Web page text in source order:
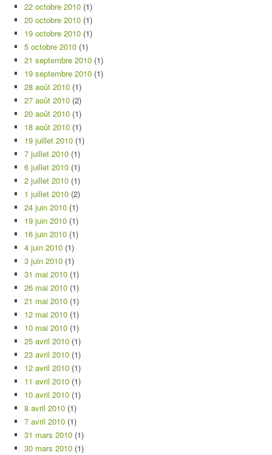
22 octobre 2010 (1)
20 octobre 2010 (1)
19 octobre 2010 (1)
5 octobre 2010 (1)
21 septembre 2010 (1)
19 septembre 2010 (1)
28 août 2010 (1)
27 août 2010 (2)
20 août 2010 (1)
18 août 2010 (1)
19 juillet 2010 (1)
7 juillet 2010 (1)
6 juillet 2010 (1)
2 juillet 2010 (1)
1 juillet 2010 (2)
24 juin 2010 (1)
19 juin 2010 (1)
16 juin 2010 (1)
4 juin 2010 (1)
3 juin 2010 (1)
31 mai 2010 (1)
26 mai 2010 (1)
21 mai 2010 (1)
12 mai 2010 (1)
10 mai 2010 (1)
25 avril 2010 (1)
23 avril 2010 (1)
12 avril 2010 (1)
11 avril 2010 (1)
10 avril 2010 (1)
8 avril 2010 (1)
7 avril 2010 (1)
31 mars 2010 (1)
30 mars 2010 (1)